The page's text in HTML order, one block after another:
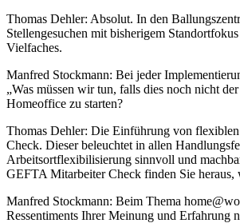
Thomas Dehler: Absolut. In den
Stellengesuchen mit bisherigem
Vielfaches.
Manfred Stockmann: Bei jeder
„Was müssen wir tun, falls dies noch nicht
Homeoffice zu starten?
Thomas Dehler: Die Einführung von flexiblen
Check. Dieser beleuchtet in allen
Arbeitsortflexibilisierung sinnvoll und
GEFTA Mitarbeiter Check finden Sie
Manfred Stockmann: Beim Thema
Ressentiments Ihrer Meinung und Erfahrung